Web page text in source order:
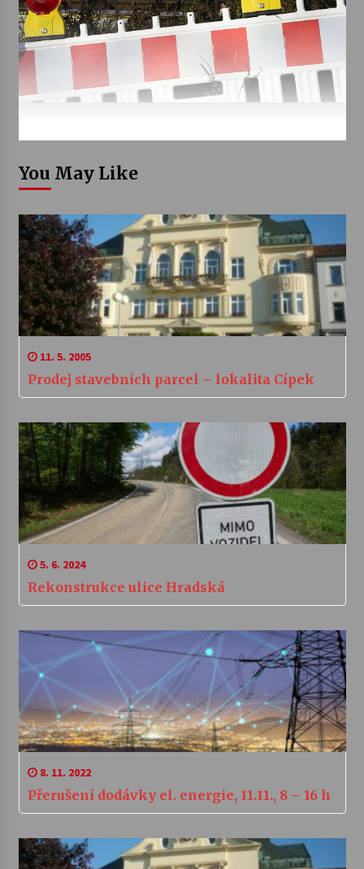
You May Like
11. 5. 2005
Prodej stavebních parcel – lokalita Cípek
5. 6. 2024
Rekonstrukce ulice Hradská
8. 11. 2022
Přerušení dodávky el. energie, 11.11., 8 – 16 h